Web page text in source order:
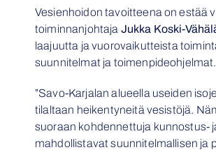
Vesienhoidon tavoitteena on estää
toiminnanjohtaja Jukka Koski-
laajuutta ja vuorovaikutteista
suunnitelmat ja
”Savo-Karjalan alueella useiden
tilaltaan heikentyneitä vesistöjä.
suoraan kohdennettuja kunnostus-
mahdollistavat suunnitelmallisen ja